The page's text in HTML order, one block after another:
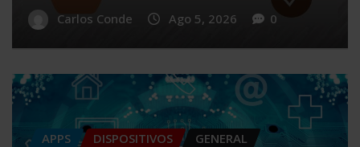
Carlos Conde Ago 4, 2026
APPS DISPOSITIVOS
GENERAL